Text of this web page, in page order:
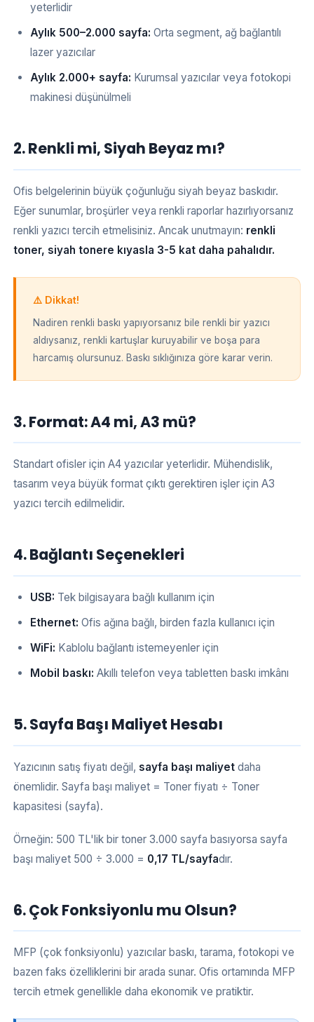
yeterlidir
Aylık 500–2.000 sayfa: Orta segment, ağ bağlantılı
lazer yazıcılar
Aylık 2.000+ sayfa: Kurumsal yazıcılar veya fotokopi
makinesi düşünülmeli
2. Renkli mi, Siyah Beyaz mı?
Ofis belgelerinin büyük çoğunluğu siyah beyaz baskıdır.
Eğer sunumlar, broşürler veya renkli raporlar hazırlıyorsanız
renkli yazıcı tercih etmelisiniz. Ancak unutmayın: renkli
toner, siyah tonere kıyasla 3-5 kat daha pahalıdır.
⚠️ Dikkat!
Nadiren renkli baskı yapıyorsanız bile renkli bir yazıcı
aldıysanız, renkli kartuşlar kuruyabilir ve boşa para
harcamış olursunuz. Baskı sıklığınıza göre karar verin.
3. Format: A4 mi, A3 mü?
Standart ofisler için A4 yazıcılar yeterlidir. Mühendislik,
tasarım veya büyük format çıktı gerektiren işler için A3
yazıcı tercih edilmelidir.
4. Bağlantı Seçenekleri
USB: Tek bilgisayara bağlı kullanım için
Ethernet: Ofis ağına bağlı, birden fazla kullanıcı için
WiFi: Kablolu bağlantı istemeyenler için
Mobil baskı: Akıllı telefon veya tabletten baskı imkânı
5. Sayfa Başı Maliyet Hesabı
Yazıcının satış fiyatı değil, sayfa başı maliyet daha
önemlidir. Sayfa başı maliyet = Toner fiyatı ÷ Toner
kapasitesi (sayfa).
Örneğin: 500 TL'lik bir toner 3.000 sayfa basıyorsa sayfa
başı maliyet 500 ÷ 3.000 = 0,17 TL/sayfadır.
6. Çok Fonksiyonlu mu Olsun?
MFP (çok fonksiyonlu) yazıcılar baskı, tarama, fotokopi ve
bazen faks özelliklerini bir arada sunar. Ofis ortamında MFP
tercih etmek genellikle daha ekonomik ve pratiktir.